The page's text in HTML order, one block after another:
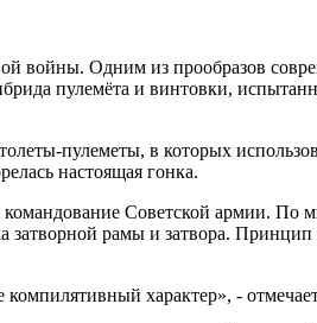
войны. Одним из прообразов
пулемёта и винтовки,
пулеметы, в которых
настоящая гонка.
командование Советской армии.
затворной рамы и затвора.
характер», -